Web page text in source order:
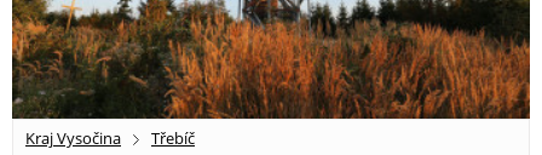
Kraj Vysočina Třebíč